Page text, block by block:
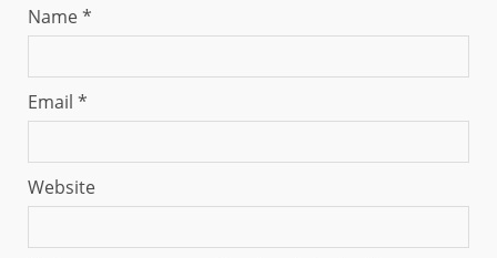
Name*
Email *
Website